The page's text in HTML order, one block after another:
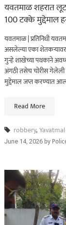
यवतमाळ शहरात
100 टक्के मुद्देमाल
यवतमाळ | प्रतिनिधी
असलेल्या एका शेतकऱ्यावर
गुन्हे शाखेच्या पथकाने
अंगठी तसेच चोरीस गेलेली
मुद्देमाल जप्त करण्यात
Read More
robbery,Yavatmal
June 14, 2026by